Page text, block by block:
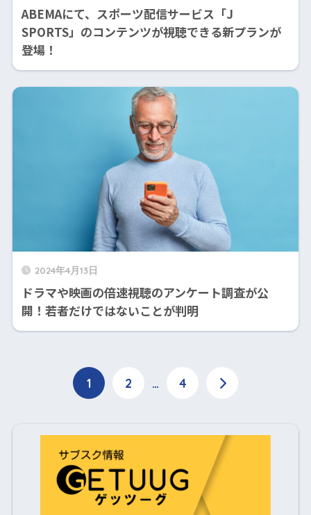
ABEMAにて、スポーツ配信サービス「J
SPORTS」のコンテンツが視聴できる新プランが
登場！
2024年4月13日
ドラマや映画の倍速視聴のアンケート調査が公
開！若者だけではないことが判明
1 2 … 4